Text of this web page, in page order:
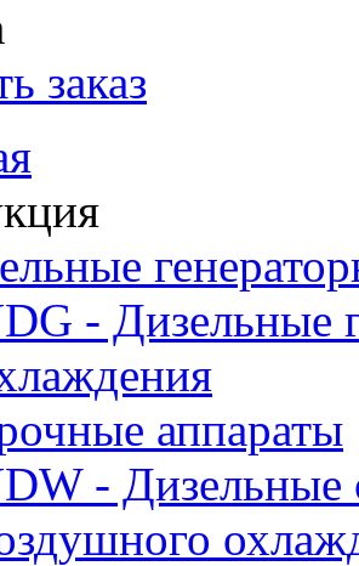
заказ
- Дизельные
аппараты
- Дизельные